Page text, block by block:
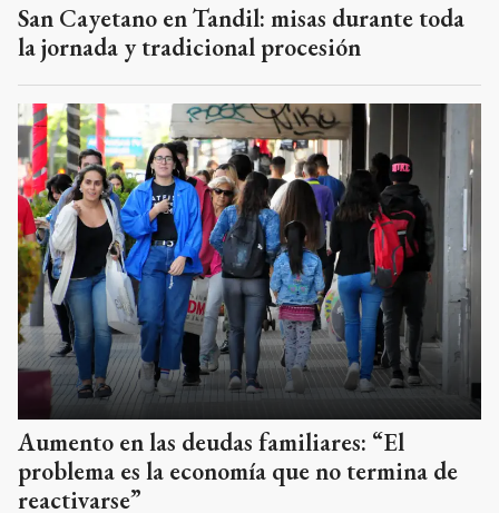
San Cayetano en Tandil: misas durante toda
la jornada y tradicional procesión
Aumento en las deudas familiares: “El
problema es la economía que no termina de
reactivarse”